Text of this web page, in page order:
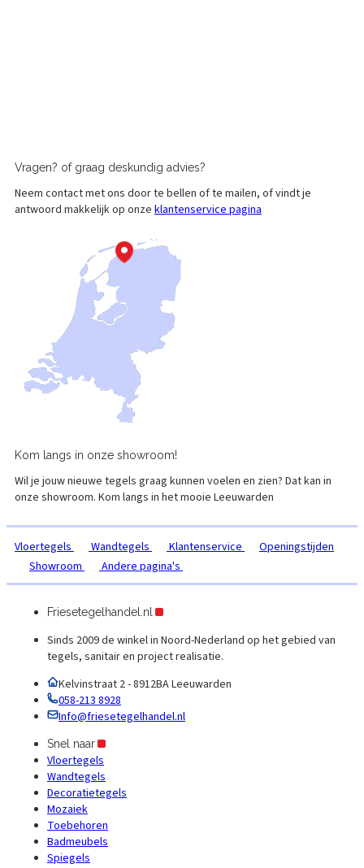
Vragen? of graag deskundig advies?
Neem contact met ons door te bellen of te mailen, of vindt je
antwoord makkelijk op onze klantenservice pagina
Kom langs in onze showroom!
Wil je jouw nieuwe tegels graag kunnen voelen en zien? Dat kan in
onze showroom. Kom langs in het mooie Leeuwarden
Vloertegels Wandtegels Klantenservice
Openingstijden
Showroom
Andere pagina's
Friesetegelhandel.nl
Sinds 2009 de winkel in Noord-Nederland op het gebied van
tegels, sanitair en project realisatie.
Kelvinstraat 2 - 8912BA Leeuwarden
058-213 8928
Info@friesetegelhandel.nl
Snel naar
Vloertegels
Wandtegels
Decoratietegels
Mozaiek
Toebehoren
Badmeubels
Spiegels